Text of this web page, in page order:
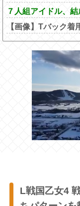
７人組アイドル、
【画像】Tバック
L戦国乙女4